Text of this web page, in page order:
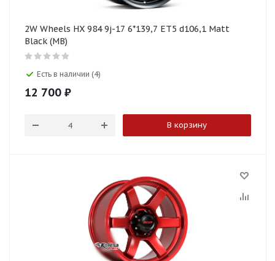
2W Wheels HX 984 9j-17 6*139,7 ET5 d106,1 Matt
Black (MB)
Есть в наличии (4)
12 700 ₽
В корзину